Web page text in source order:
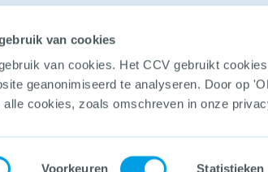
van cookies
van cookies. Het CCV gebruikt
geanonimiseerd te analyseren. Door op
cookies, zoals omschreven in onze
Voorkeuren Statistieken